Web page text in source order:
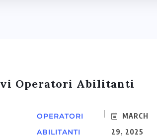
Operatori Abilitanti
OPERATORI
ABILITANTI
MARCH
29, 2025